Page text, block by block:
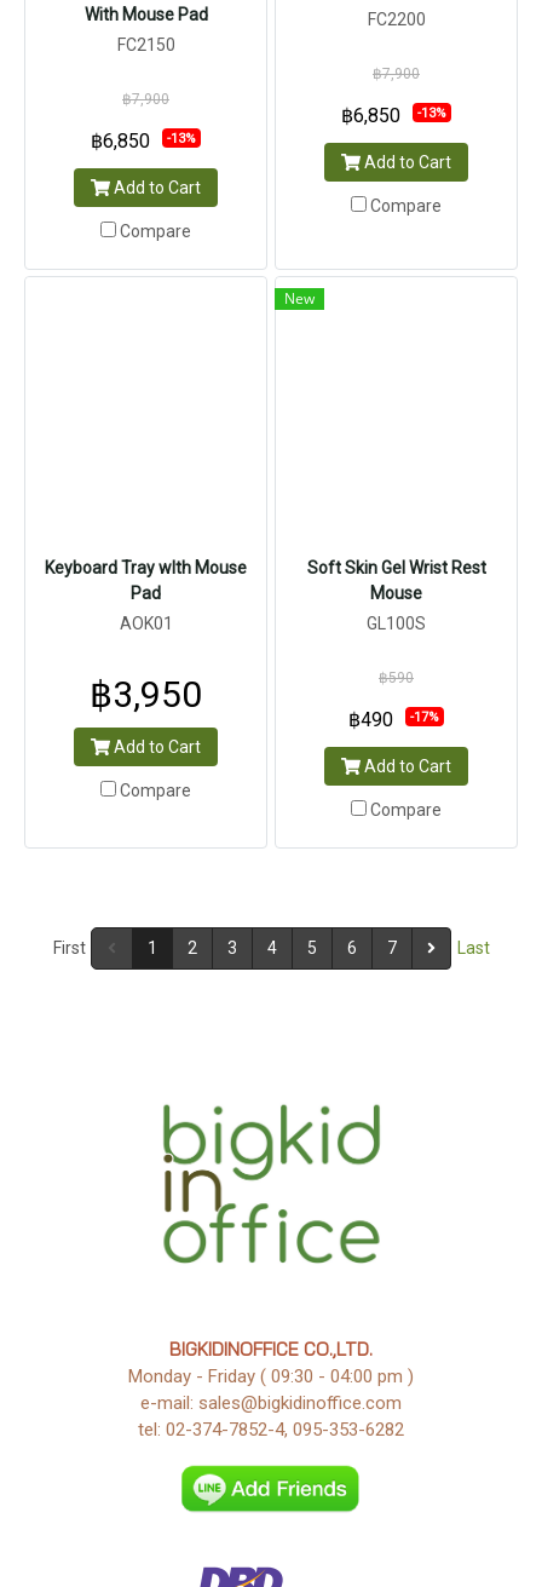
With Mouse Pad
FC2150
฿7,900
฿6,850 -13%
Add to Cart
Compare
FC2200
฿7,900
฿6,850 -13%
Add to Cart
Compare
Keyboard Tray wIth Mouse
Pad
AOK01
฿3,950
Add to Cart
Compare
New
Soft Skin Gel Wrist Rest
Mouse
GL100S
฿590
฿490 -17%
Add to Cart
Compare
First 1 2 3 4 5 6 7 Last
BIGKIDINOFFICE CO.,LTD.
Monday - Friday ( 09:30 - 04:00 pm )
e-mail: sales@bigkidinoffice.com
tel: 02-374-7852-4, 095-353-6282